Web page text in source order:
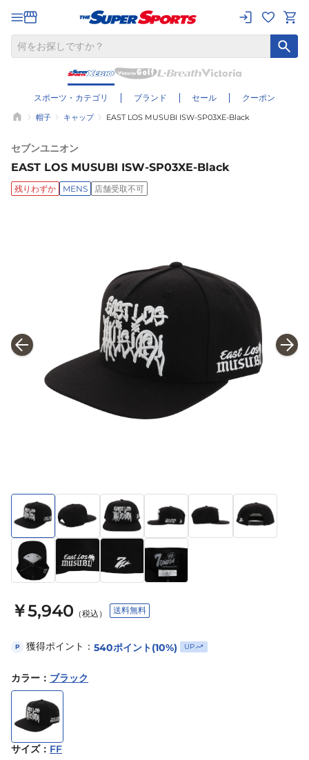
スポーツ・カテゴリ ブランド セール クーポン
帽子 キャップ EAST LOS MUSUBI ISW-SP03XE-Black
セブンユニオン
EAST LOS MUSUBI ISW-SP03XE-Black
残りわずか MENS 店舗受取不可
￥5,940 （税込） 送料無料
P 獲得ポイント： 540ポイント(10%) UP
カラー ： ブラック
サイズ： FF